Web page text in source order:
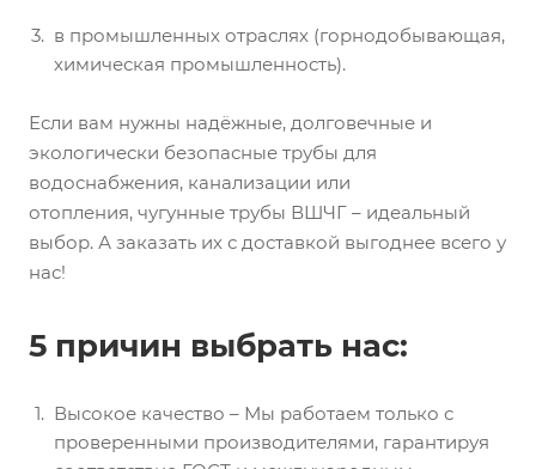
в промышленных отраслях (горнодобывающая,
химическая промышленность).
Если вам нужны надёжные, долговечные и
экологически безопасные трубы для
водоснабжения, канализации или
отопления, чугунные трубы ВШЧГ – идеальный
выбор. А заказать их с доставкой выгоднее всего у
нас!
5 причин выбрать нас:
Высокое качество – Мы работаем только с
проверенными производителями, гарантируя